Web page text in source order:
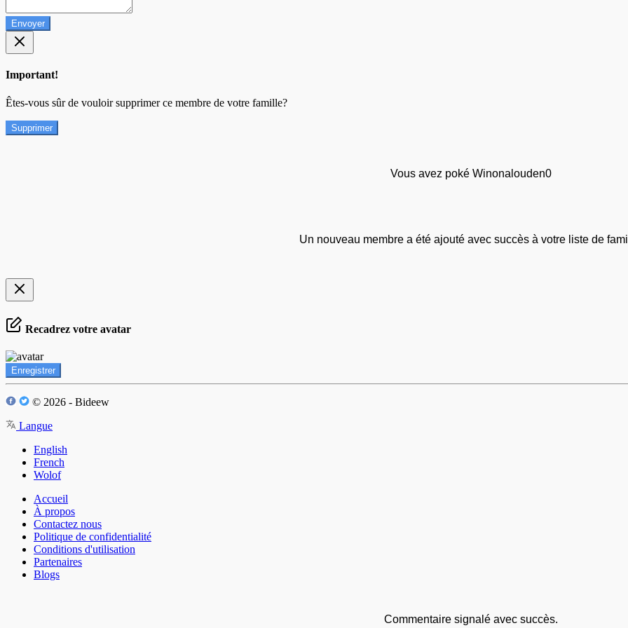
Envoyer
Important!
Êtes-vous sûr de vouloir supprimer ce membre de votre famille?
Supprimer
Vous avez poké Winonalouden0
Un nouveau membre a été ajouté avec succès à votre liste de
Recadrez votre avatar
Enregistrer
© 2026 - Bideew
Langue
English
French
Wolof
Accueil
À propos
Contactez nous
Politique de confidentialité
Conditions d'utilisation
Partenaires
Blogs
Commentaire signalé avec succès.